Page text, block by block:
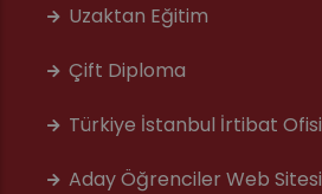
Uzaktan Eğitim
Çift Diploma
Türkiye İstanbul İrtibat Ofisi
Aday Öğrenciler Web Sitesi